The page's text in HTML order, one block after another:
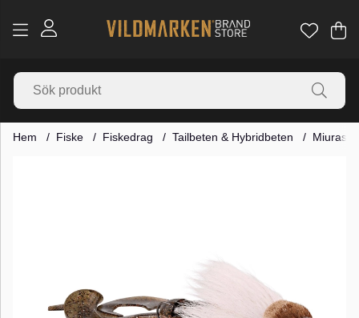
.
Hem Fiske Fiskedrag Tailbeten & Hybridbeten Miuras